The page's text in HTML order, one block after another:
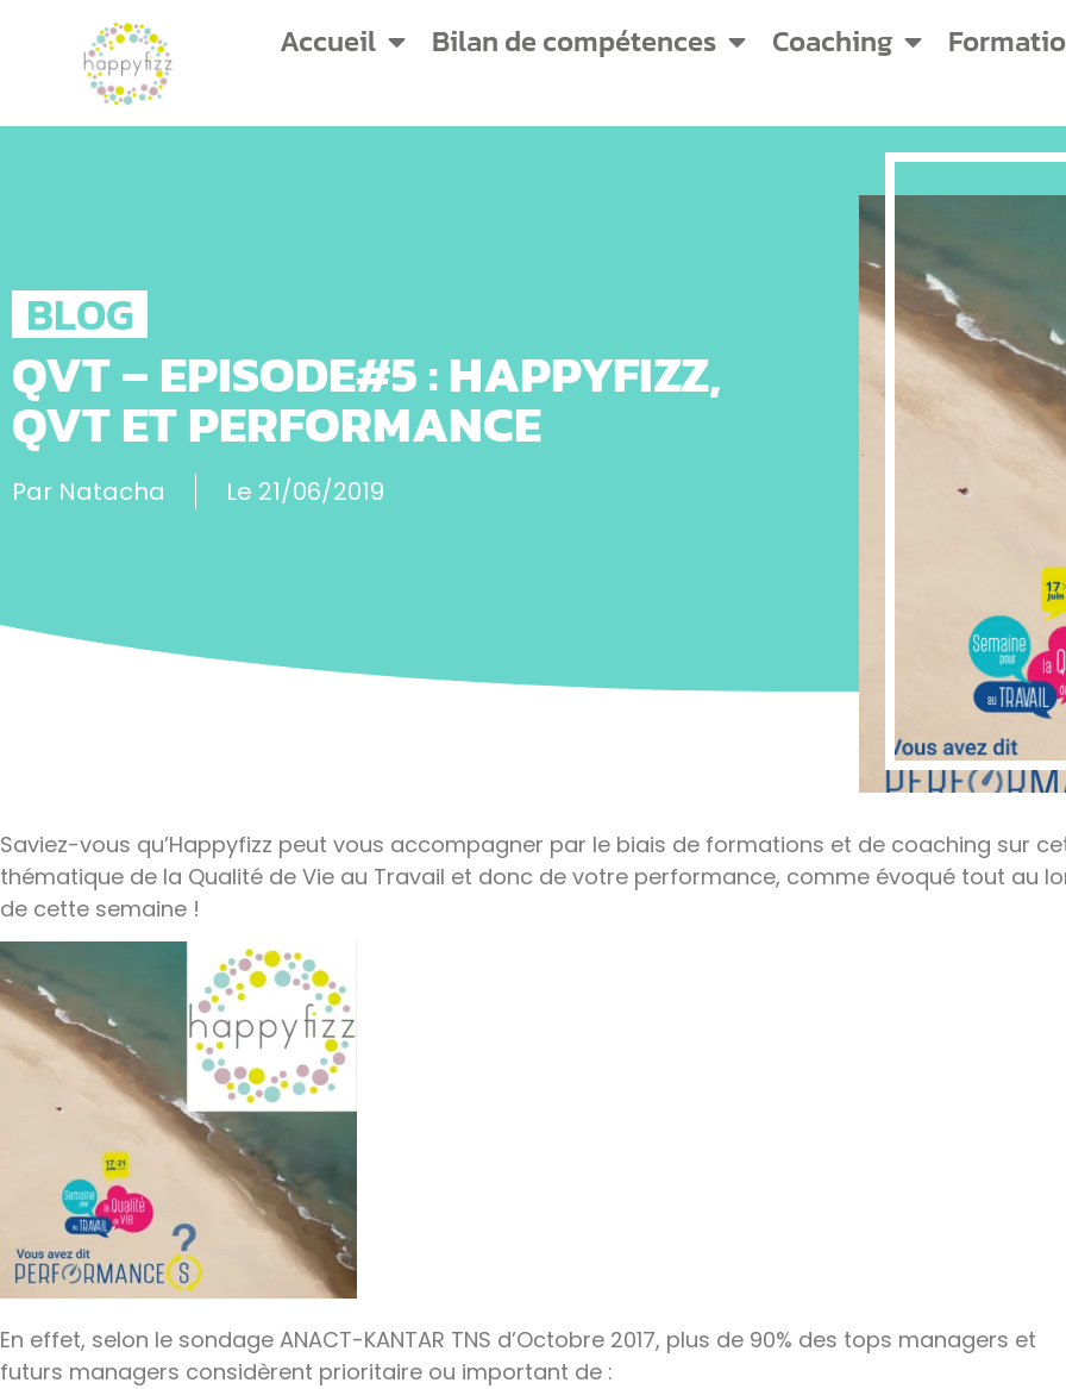
Accueil Bilan de compétences Coaching
BLOG
QVT – EPISODE#5 : HAPPYFIZZ,
QVT ET PERFORMANCE
Par Natacha Le 21/06/2019
Saviez-vous qu’Happyfizz peut vous accompagner par le biais de formations et de coaching sur
thématique de la Qualité de Vie au Travail et donc de votre performance, comme évoqué tout au
de cette semaine !
En effet, selon le sondage ANACT-KANTAR TNS d’Octobre 2017, plus de 90% des tops managers et
futurs managers considèrent prioritaire ou important de :